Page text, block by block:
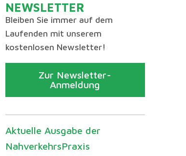
NEWSLETTER
Bleiben Sie immer auf dem
Laufenden mit unserem
kostenlosen Newsletter!
Zur Newsletter-
Anmeldung
Aktuelle Ausgabe der
NahverkehrsPraxis